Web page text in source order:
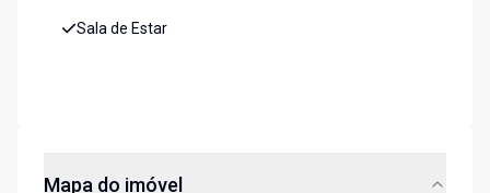
Sala de Estar
Mapa do imóvel